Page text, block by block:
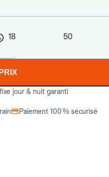
18 50
jour & nuit garanti
Paiement 100 % sécurisé